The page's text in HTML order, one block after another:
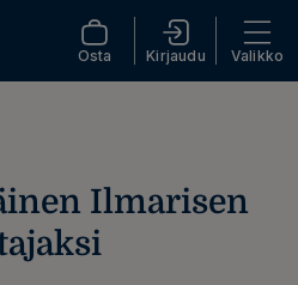
Osta Kirjaudu Valikko
Ilmarisen